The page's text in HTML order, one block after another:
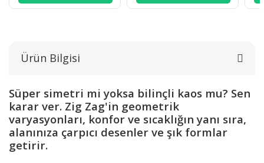
Ürün Bilgisi
Süper simetri mi yoksa bilinçli kaos mu? Sen
karar ver. Zig Zag'in geometrik
varyasyonları, konfor ve sıcaklığın yanı sıra,
alanınıza çarpıcı desenler ve şık formlar
getirir.